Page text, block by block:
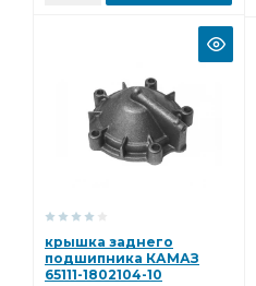
крышка заднего
подшипника КАМАЗ
65111-1802104-10